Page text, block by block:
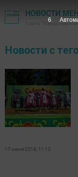
НОВОСТИ
Газета
Новости с
17 июня 2019, 11:10
5